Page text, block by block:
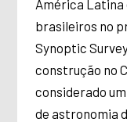
América Latina
brasileiros no
Synoptic
construção no
considerado
de astronomia